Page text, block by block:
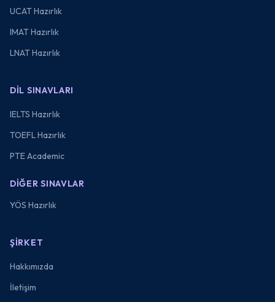
UCAT Hazırlık
IMAT Hazırlık
LNAT Hazırlık
DIL SINAVLARI
IELTS Hazırlık
TOEFL Hazırlık
PTE Academic
DIĞER SINAVLAR
YÖS Hazırlık
ŞIRKET
Hakkımızda
İletişim